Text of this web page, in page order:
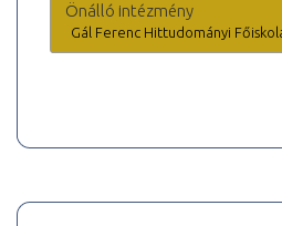
Önálló intézmény
Gál Ferenc Hittudományi